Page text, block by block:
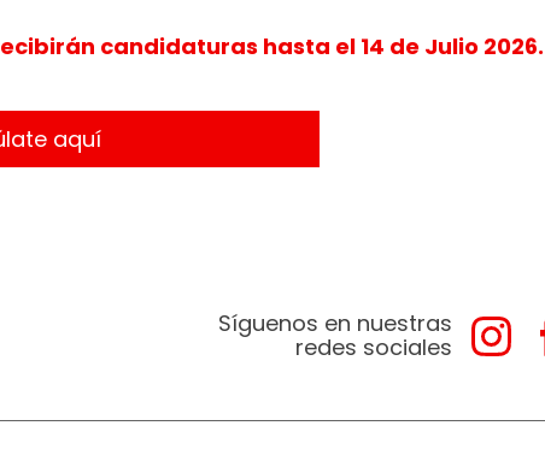
candidaturas hasta el 14 de Julio 2026.
aquí
Síguenos en nuestras
redes sociales